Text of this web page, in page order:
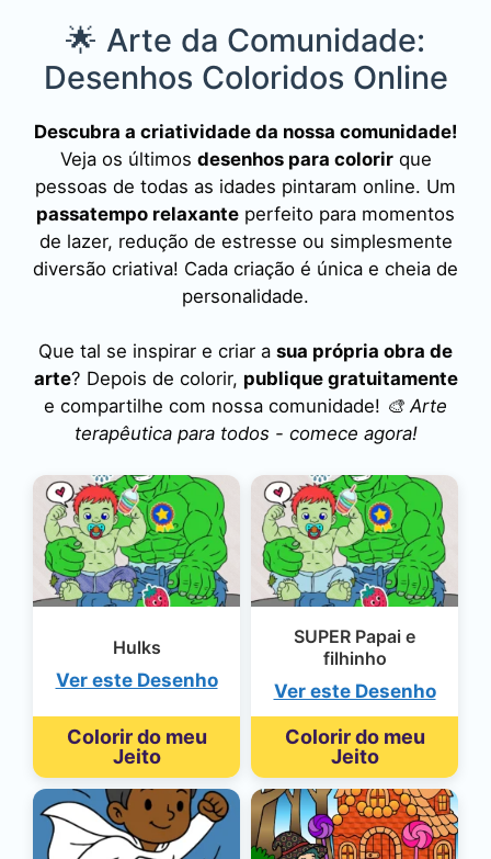
🌟 Arte da Comunidade:
Desenhos Coloridos Online
Descubra a criatividade da nossa comunidade!
Veja os últimos desenhos para colorirque
pessoas de todas as idades pintaram online. Um
passatempo relaxante perfeito para momentos
de lazer, redução de estresse ou simplesmente
diversão criativa! Cada criação é única e cheia de
personalidade.
Que tal se inspirar e criar a sua própria obra de
arte? Depois de colorir, publique gratuitamente
e compartilhe com nossa comunidade! 🎨 Arte
terapêutica para todos - comece agora!
Hulks
Ver este Desenho
Colorir do meu
Jeito
SUPER Papai e
filhinho
Ver este Desenho
Colorir do meu
Jeito